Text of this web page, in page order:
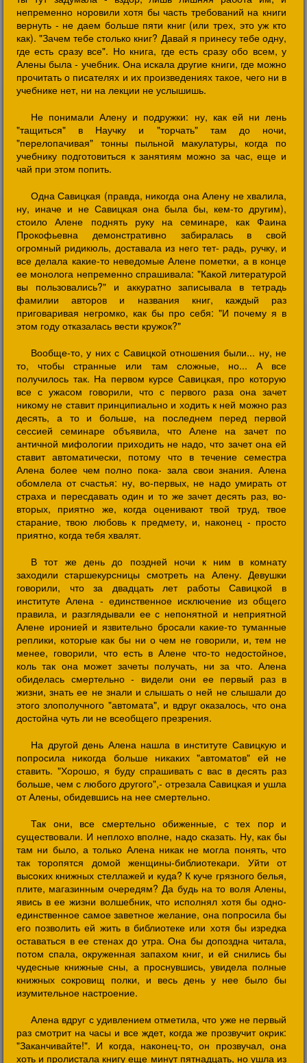
непременно норовили хотя бы часть требований на книги
вернуть - не даем больше пяти книг (или трех, это уж кто
как). "Зачем тебе столько книг? Давай я принесу тебе одну,
где есть сразу все". Но книга, где есть сразу обо всем, у
Алены была - учебник. Она искала другие книги, где можно
прочитать о писателях и их произведениях такое, чего ни в
учебнике нет, ни на лекции не услышишь.
Не понимали Алену и подружки: ну, как ей ни лень
"тащиться" в Научку и "торчать" там до ночи,
"перелопачивая" тонны пыльной макулатуры, когда по
учебнику подготовиться к занятиям можно за час, еще и
чай при этом попить.
Одна Савицкая (правда, никогда она Алену не хвалила,
ну, иначе и не Савицкая она была бы, кем-то другим),
стоило Алене поднять руку на семинаре, как Фаина
Прокофьевна демонстративно забиралась в свой
огромный ридикюль, доставала из него тет- радь, ручку, и
все делала какие-то неведомые Алене пометки, а в конце
ее монолога непременно спрашивала: "Какой литературой
вы пользовались?" и аккуратно записывала в тетрадь
фамилии авторов и названия книг, каждый раз
приговаривая негромко, как бы про себя: "И почему я в
этом году отказалась вести кружок?"
Вообще-то, у них с Савицкой отношения были... ну, не
то, чтобы странные или там сложные, но... А все
получилось так. На первом курсе Савицкая, про которую
все с ужасом говорили, что с первого раза она зачет
никому не ставит принципиально и ходить к ней можно раз
десять, а то и больше, на последнем перед первой
сессией семинаре объявила, что Алене на зачет по
античной мифологии приходить не надо, что зачет она ей
ставит автоматически, потому что в течение семестра
Алена более чем полно пока- зала свои знания. Алена
обомлела от счастья: ну, во-первых, не надо умирать от
страха и пересдавать один и то же зачет десять раз, во-
вторых, приятно же, когда оценивают твой труд, твое
старание, твою любовь к предмету, и, наконец - просто
приятно, когда тебя хвалят.
В тот же день до поздней ночи к ним в комнату
заходили старшекурсницы смотреть на Алену. Девушки
говорили, что за двадцать лет работы Савицкой в
институте Алена - единственное исключение из общего
правила, и разглядывали ее с непонятной и неприятной
Алене иронией и язвительно бросали какие-то туманные
реплики, которые как бы ни о чем не говорили, и, тем не
менее, говорили, что есть в Алене что-то недостойное,
коль так она может зачеты получать, ни за что. Алена
обиделась смертельно - видели они ее первый раз в
жизни, знать ее не знали и слышать о ней не слышали до
этого злополучного "автомата", и вдруг оказалось, что она
достойна чуть ли не всеобщего презрения.
На другой день Алена нашла в институте Савицкую и
попросила никогда больше никаких "автоматов" ей не
ставить. "Хорошо, я буду спрашивать с вас в десять раз
больше, чем с любого другого",- отрезала Савицкая и ушла
от Алены, обидевшись на нее смертельно.
Так они, все смертельно обиженные, с тех пор и
существовали. И неплохо вполне, надо сказать. Ну, как бы
там ни было, а только Алена никак не могла понять, что
так торопятся домой женщины-библиотекари. Уйти от
высоких книжных стеллажей и куда? К куче грязного белья,
плите, магазинным очередям? Да будь на то воля Алены,
явись в ее жизни волшебник, что исполнял хотя бы одно-
единственное самое заветное желание, она попросила бы
его позволить ей жить в библиотеке или хотя бы изредка
оставаться в ее стенах до утра. Она бы допоздна читала,
потом спала, окруженная запахом книг, и ей снились бы
чудесные книжные сны, а проснувшись, увидела полные
книжных сокровищ полки, и весь день у нее было бы
изумительное настроение.
Алена вдруг с удивлением отметила, что уже не первый
раз смотрит на часы и все ждет, когда же прозвучит окрик:
"Заканчивайте!". И когда, наконец-то, он прозвучал, она
хоть и пролистала книгу еще минут пятнадцать, но ушла из